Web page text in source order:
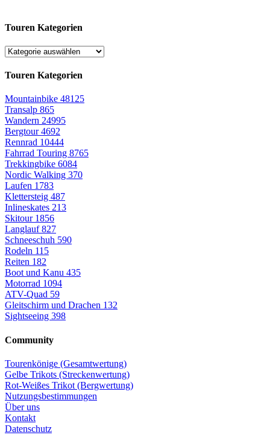
Touren Kategorien
Touren Kategorien
Mountainbike 48125
Transalp 865
Wandern 24995
Bergtour4692
Rennrad 10444
Fahrrad Touring 8765
Trekkingbike 6084
Nordic Walking 370
Laufen 1783
Klettersteig 487
Inlineskates 213
Skitour 1856
Langlauf827
Schneeschuh 590
Rodeln 115
Reiten 182
Boot und Kanu 435
Motorrad 1094
ATV-Quad 59
Gleitschirm und Drachen 132
Sightseeing 398
Community
Tourenkönige (Gesamtwertung)
Gelbe Trikots (Streckenwertung)
Rot-Weißes Trikot (Bergwertung)
Nutzungsbestimmungen
Über uns
Kontakt
Datenschutz